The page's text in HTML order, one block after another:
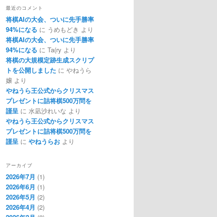
最近のコメント
将棋AIの大会、ついに先手勝率
94%になる に うめもどき より
将棋AIの大会、ついに先手勝率
94%になる に Ta(ry より
将棋の大規模定跡生成スクリプ
トを公開しました に やねうら
嬢 より
やねうら王公式からクリスマス
プレゼントに詰将棋500万問を
謹呈 に 水凪沙れいな より
やねうら王公式からクリスマス
プレゼントに詰将棋500万問を
謹呈 に やねうらお より
アーカイブ
2026年7月 (1)
2026年6月 (1)
2026年5月 (2)
2026年4月 (2)